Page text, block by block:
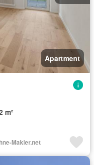
Apartment
m²
Makler.net